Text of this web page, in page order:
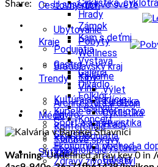
Cyklistika,
Hrady
Zámok
Kam s deťmi
Podujatia
Výstava
Galéria
Divadlo
Folklór
Festival
Koncert
U susedov vo svete
Cestovný ruch
Ubytovanie
Pobyty
Wellness
Gastro
Kaviarne
Víno
Kultúra a tradície
Kúpele a kúpeľníctvo
Šport a agroturistika
Školstvo
Ekonomika obchod a
Kraje
Bratislavský kraj
Tipy
Výlet
Turistika
Cyklistika
Hrady
Podujatia
Výstava
Galéria
Trendy
Architektúra a dizajn
Enviro
Konferencie
Kongres
Technológie
Zdravý životný štýl
Médiá
Tlačové správy
Videá
Súťaže
Share:
Warning: Undefined array key 0 in /